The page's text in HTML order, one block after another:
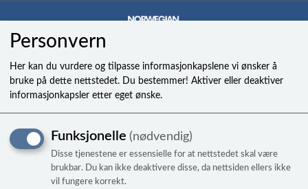
Valve,90 degree on/off til
Limelight 2018-c
Selges kun komplett
Personvern
Her kan du vurdere og tilpasse informasjonkapslene vi ønsker å
bruke på dette nettstedet. Du bestemmer! Aktiver eller deaktiver
informasjonkapsler etter eget ønske.
Funksjonelle (nødvendig)
Disse tjenestene er essensielle for at nettstedet skal være
brukbar. Du kan ikke deaktivere disse, da nettsiden ellers ikke
vil fungere korrekt.